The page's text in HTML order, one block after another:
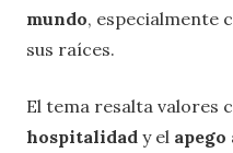
mundo, especialmente
sus raíces.
El tema resalta valores
hospitalidad y el